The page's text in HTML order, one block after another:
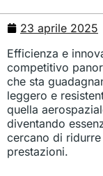
23 aprile 2025
Efficienza e
competitivo
che sta
leggero e
quella
diventando
cercano di
prestazioni.